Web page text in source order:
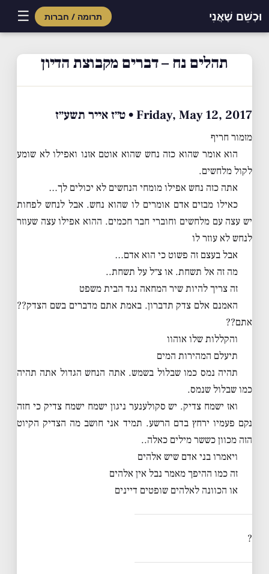
וּכְשֵׁם שֶׁאֲנִי תרומה / חברות ☰
תהלים נח – דברים מקבוצת הדיון
Friday, May 12, 2017 • ט״ז אייר תשע״ז
מזמור חריף
הוא אומר שהוא כזה נחש שהוא אוטם אזנו ואפילו לא שומע
לקול מלחשים.
אתה כזה נחש אפילו מומחי הנחשים לא יכולים לך…
כאילו מבזים אדם אומרים לו שהוא נחש. אבל לנחש לפחות
יש עצה עם מלחשים וחוברי חבר חכמים. ההוא אפילו עצה שעוזר
לנחש לא עוזר לו
אבל בעצם זה פשוט כי הוא אדם…
מה זה אל תשחת. או צ״ל על תשחת..
זה צריך להיות שיר המחאה נגד הבית משפט
האמנם אלם צדק תדברון. באמת אתם מדברים בשם הצדק??
אתם??
והקללות שלו אוהוו
תיעלם המהירות המים
תהיה נמס כמו שבלול בשמש. אתה הנחש הגדול אתה תהיה
כמו שבלול שנמס.
ואז ישמח צדיק. יש סקולענער ניגון ישמח ישמח צדיק כי חזה
נקם פעמיו ירחץ בדם הרשע. תמיד אני חושב מה הצדיק הקיוט
הזה מכוון כששר מילים כאלה..
ויאמרו בני אדם שיש אלהים
זה כמו ההיפך מאמר נבל אין אלהים
או הכוונה לאלהים שופטים דיינים
?